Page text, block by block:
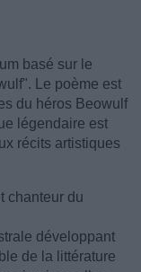
basé sur le
Le poème est
du héros Beowulf
légendaire est
récits artistiques
chanteur du
développant
de la littérature